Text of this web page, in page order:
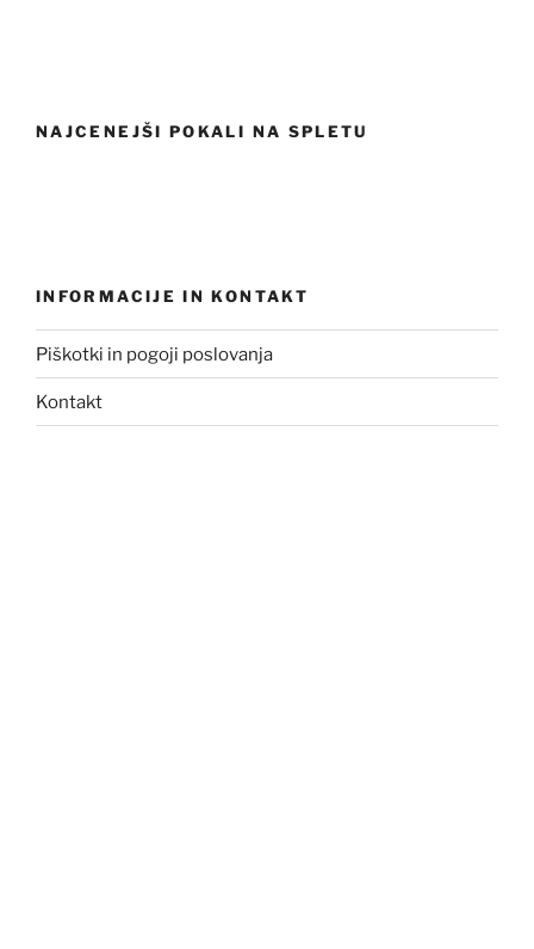
NAJCENEJŠI POKALI NA SPLETU
INFORMACIJE IN KONTAKT
Piškotki in pogoji poslovanja
Kontakt